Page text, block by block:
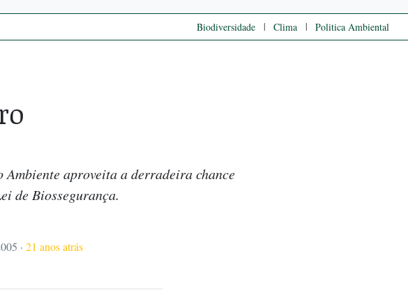
Biodiversidade | Clima | Politica Ambiental
aproveita a derradeira chance
de Biossegurança.
· 21 anos atrás